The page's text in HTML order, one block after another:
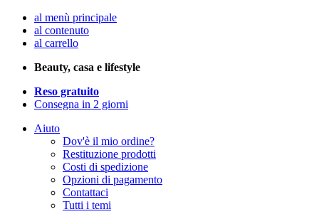
al menù principale
al contenuto
al carrello
Beauty, casa e lifestyle
Reso gratuito
Consegna in 2 giorni
Aiuto
Dov'è il mio ordine?
Restituzione prodotti
Costi di spedizione
Opzioni di pagamento
Contattaci
Tutti i temi